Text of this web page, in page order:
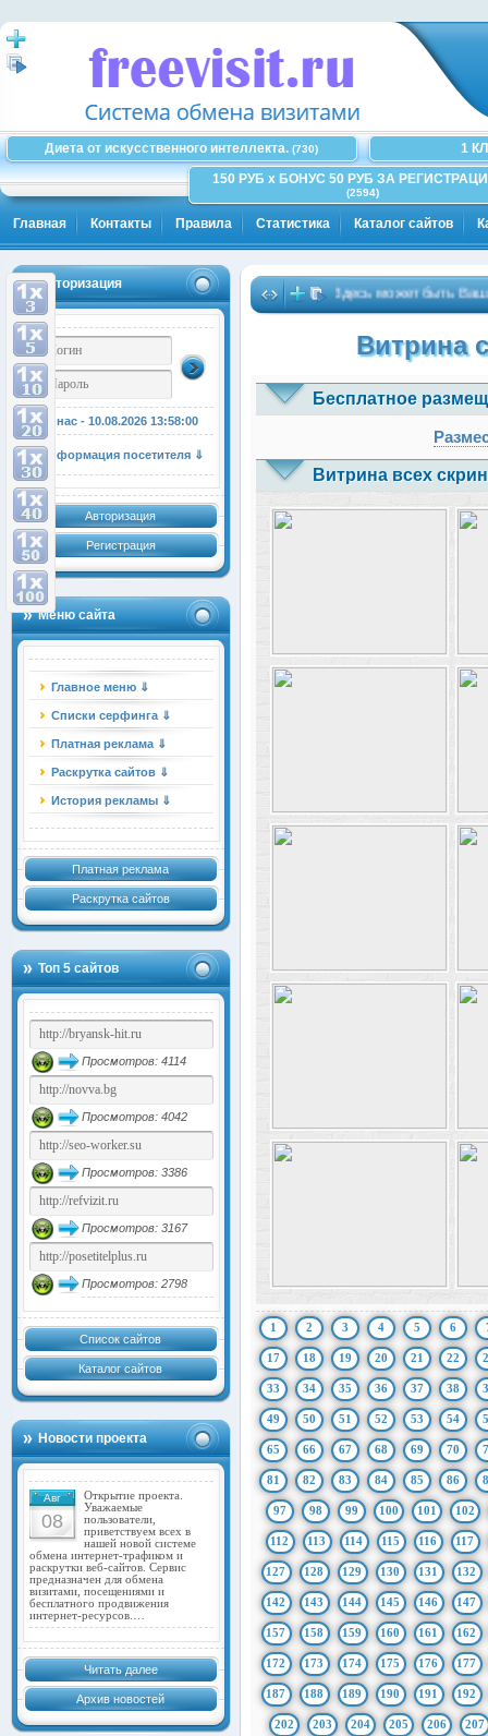
Диета от искусственного интеллекта. (730)
1
150 РУБ x БОНУС 50 РУБ ЗА
(2594)
Главная Контакты Правила Статистика Каталог сайтов
Авторизация
У нас - 10.08.2026 13:58:01
Информация посетителя ⇓
Авторизация
Регистрация
Меню сайта
Главное меню ⇓
Списки серфинга ⇓
Платная реклама ⇓
Раскрутка сайтов ⇓
История рекламы ⇓
Платная реклама
Раскрутка сайтов
Топ 5 сайтов
Просмотров: 4114
Просмотров: 4042
Просмотров: 3386
Просмотров: 3167
Просмотров: 2798
Список сайтов
Каталог сайтов
Новости проекта
Авг
08
Открытие проекта.
Уважаемые
пользователи,
приветствуем всех в
нашей новой системе
обмена интернет-трафиком и
раскрутки веб-сайтов. Сервис
предназначен для обмена
визитами, посещениями и
бесплатного продвижения
интернет-ресурсов.…
Читать далее
Архив новостей
Здесь может быть Ваша
Витрина
Бесплатное
Витрина всех
1 2 3 4 5 6
17 18 19 20 21 22
33 34 35 36 37 38
49 50 51 52 53 54
65 66 67 68 69 70
81 82 83 84 85 86
97 98 99 100 101 102
112 113 114 115 116 117
127 128 129 130 131 132
142 143 144 145 146 147
157 158 159 160 161 162
172 173 174 175 176 177
187 188 189 190 191 192
202 203 204 205 206 207